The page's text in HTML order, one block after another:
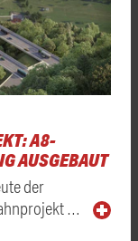
A8-
AUSGEBAUT
der
…